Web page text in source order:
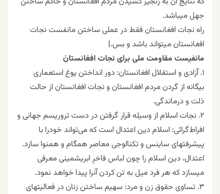
جهل میباشد.
راه نجات افغانستان فقط در عملی ساختن مانفست نجات
افغانستان میتواند باشد و بس.|
مانفیست مقاومت ملی برای نجات افغانستانَ
۱. آزادی و استقلال افغانستان: دور انداختن یوغ استعماری
بیگانه از گردن مردم افغانستان و نجات افغانستان از حالت
ذلت و درماندگی.
۲. نجات اسلام از وسیله قرار گرفتن در دست تروریسم جهانی و
افراط‌گرائی: اسلام دین اعتدال است که می‌تواند خودرا با
پیشرفتهای ساینس و تکنالوجی معاصر همگام و همنوا سازد.
اعتدال، دین اسلام را چون لباس فاخرِ ابریشمینی معرفی
میسازد که هر فرد میل به تن کردن آنرا پیدا خواهد نمود.
۳. تساوی حقوق زن و مرد: سهیم ساختن زنان در فعالیتهای